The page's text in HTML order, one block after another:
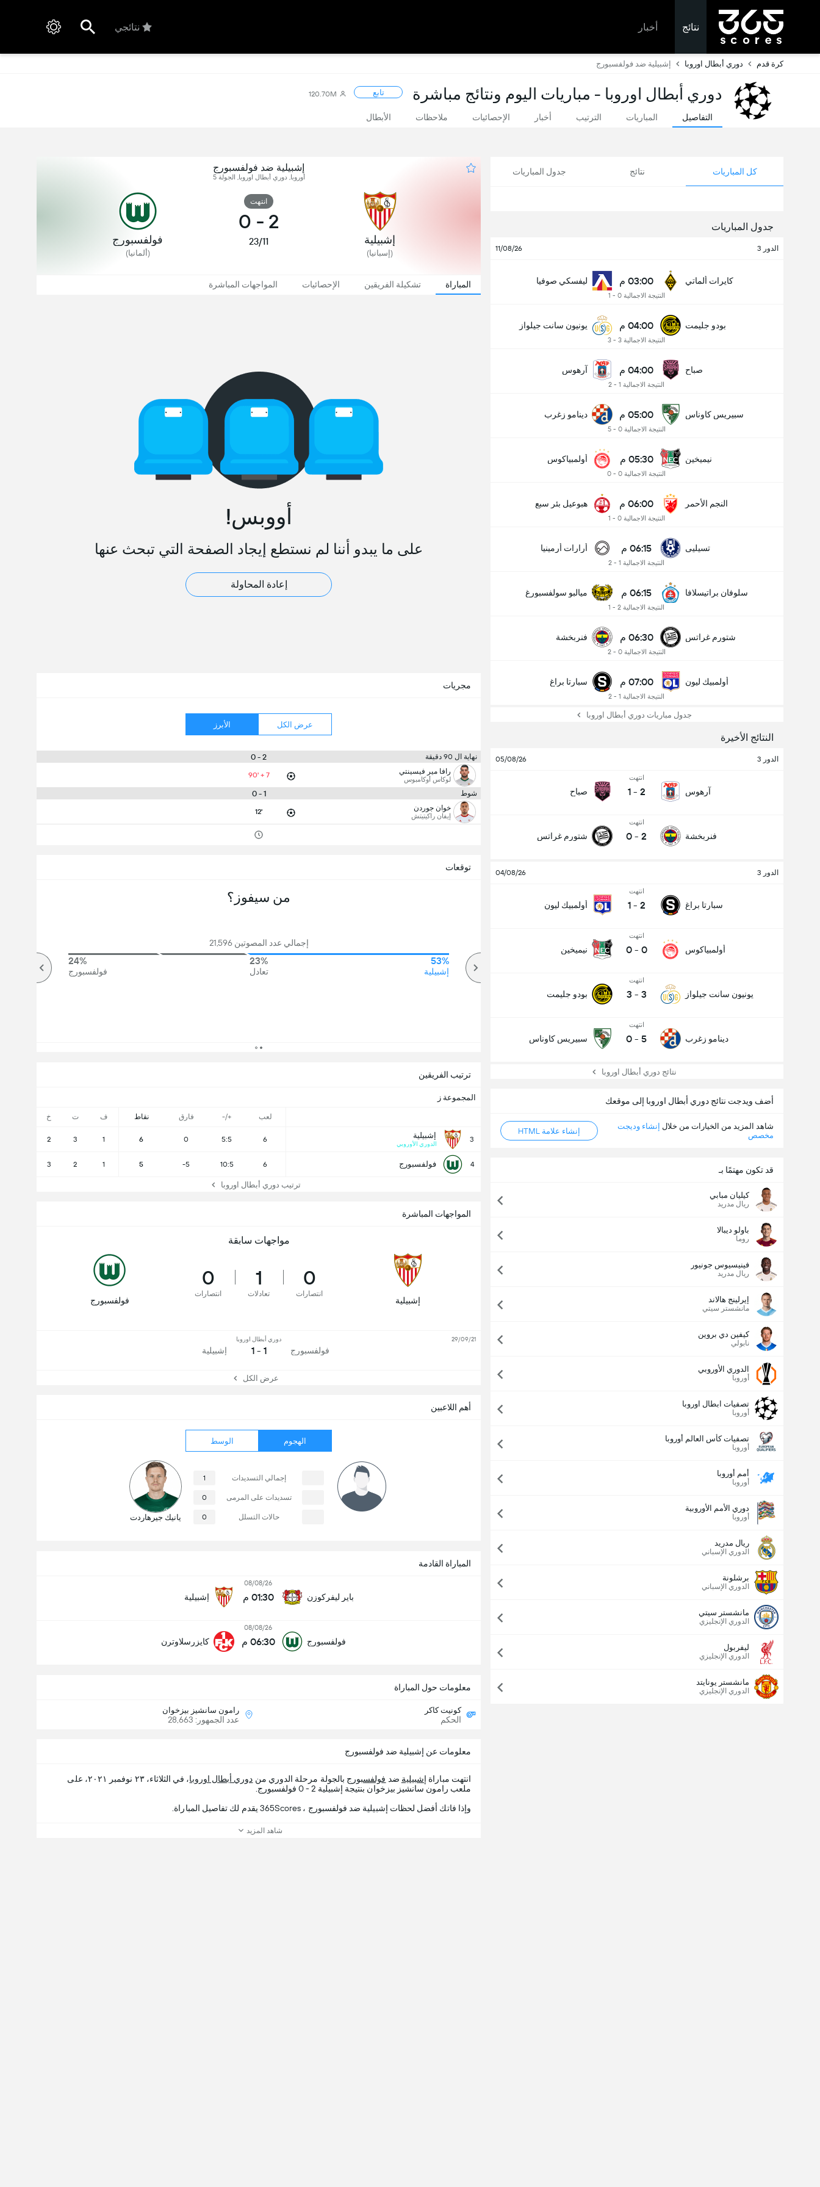
نتائج أخبار نتائجي
كرة قدم دوري أبطال اوروبا إشبيلية ضد فولفسبورج
دوري أبطال اوروبا - مباريات اليوم ونتائج مباشرة تابع 120.70M
التفاصيل المباريات الترتيب أخبار الإحصائيات ملاحظات الأبطال
كل المباريات نتائج جدول المباريات
جدول المباريات
الدور 3 11/08/26
كايرات ألماتي 03:00 م
النتيجة الاجمالية 0 - 1
ليفسكي صوفيا
بودو جليمت 04:00 م
النتيجة الاجمالية 3 - 3
يونيون سانت جيلواز
صباح 04:00 م
النتيجة الاجمالية 1 - 2
آرهوس
سبيريس كاوناس 05:00 م
النتيجة الاجمالية 0 - 5
دينامو زغرب
نيميخين 05:30 م
النتيجة الاجمالية 0 - 0
أولمبياكوس
النجم الأحمر 06:00 م
النتيجة الاجمالية 0 - 1
هبوعيل بئر سبع
تسيليى 06:15 م
النتيجة الاجمالية 1 - 2
أرارات أرمينيا
سلوفان براتيسلافا 06:15 م
النتيجة الاجمالية 2 - 1
ميالبو سولفسبورغ
شتورم غراتس 06:30 م
النتيجة الاجمالية 0 - 2
فنربخشة
أولمبيك ليون 07:00 م
النتيجة الاجمالية 1 - 2
سبارتا براغ
جدول مباريات دوري أبطال اوروبا
النتائج الأخيرة
الدور 3 05/08/26
آرهوس
انتهت
2
-
1 صباح
فنربخشة
انتهت
2
-
0 شتورم غراتس
الدور 3 04/08/26
سبارتا براغ
انتهت
2
-
1 أولمبيك ليون
أولمبياكوس
انتهت
0
-
0 نيميخين
يونيون سانت جيلواز
انتهت
3
-
3 بودو جليمت
دينامو زغرب
انتهت
5
-
0 سبيريس كاوناس
نتائج دوري أبطال اوروبا
أضف ويدجت نتائج دوري أبطال اوروبا إلى موقعك
شاهد المزيد من الخيارات من خلال إنشاء وديجت
مخصص
إنشاء علامة HTML
قد تكون مهتمًا بـ
كيليان مبابي
ريال مدريد
باولو ديبالا
روما
فينيسيوس جونيور
ريال مدريد
إيرلينج هالاند
مانشستر سيتي
كيفين دي بروين
نابولي
الدوري الأوروبي
أوروبا
تصفيات ابطال اوروبا
أوروبا
تصفيات كأس العالم أوروبا
أوروبا
أمم أوروبا
أوروبا
دوري الأمم الأوروبية
أوروبا
ريال مدريد
الدوري الإسباني
برشلونة
الدوري الإسباني
مانشستر سيتي
الدوري الإنجليزي
ليفربول
الدوري الإنجليزي
مانشستر يونايتد
الدوري الإنجليزي
إشبيلية ضد فولفسبورج
أوروبا, دوري أبطال اوروبا, الجولة 5
إشبيلية
(إسبانيا)
انتهت
2
-
0
23/11 فولفسبورج
(ألمانيا)
المباراة تشكيلة الفريقين الإحصائيات المواجهات المباشرة
مجريات
عرض الكل الأبرز
نهاية ال 90 دقيقة 2 - 0
رافا مير فيسينتي
لوكاس أوكامبوس 90' + 7
شوط 1 - 0
خوان جوردن
إيفان راكيتيتش 12'
المباراة القادمة
باير ليفركوزن
08/08/26
01:30 م إشبيلية
فولفسبورج
08/08/26
06:30 م كايزرسلاوترن
أهم اللاعبين
الهجوم الوسط
إجمالي التسديدات 1
تسديدات على المرمى 0
حالات التسلل 0 يانيك جيرهاردت
معلومات حول المباراة
كونيت كاكر
الحكم
رامون سانشيز بيزخوان
عدد الجمهور: 28,663
ترتيب الفريقين
المجموعة ز
لعب +/- فارق نقاط ف ت خ
3 إشبيلية
الدوري الأوروبي
6
5:5
0
6
1
3
2
4 فولفسبورج 6
10:5
-5
5
1
2
3
ترتيب دوري أبطال اوروبا
توقعات
من سيفوز؟
إجمالي عدد المصوتين 21,596
53%
إشبيلية
23%
تعادل
24%
فولفسبورج
عدد الاهداف (2.5)
إجمالي عدد المصوتين 1,214
المواجهات المباشرة
مواجهات سابقة
إشبيلية
0
انتصارات
1
تعادلات
0
انتصارات
فولفسبورج
فولفسبورج
دوري أبطال اوروبا
1 - 1 إشبيلية
29/09/21
عرض الكل
أووبس!
على ما يبدو أننا لم نستطع إيجاد الصفحة التي تبحث عنها
إعادة المحاولة
معلومات عن إشبيلية ضد فولفسبورج
انتهت مباراة إشبيلية ضد فولفسبورج بالجولة مرحلة الدوري من دوري أبطال اوروبا
، في الثلاثاء، ٢٣ نوفمبر ٢٠٢١، على
ملعب رامون سانشيز بيزخوان بنتيجة إشبيلية 2 - 0 فولفسبورج.
وإذا فاتك أفضل لحظات إشبيلية ضد فولفسبورج ، 365Scores يقدم لك تفاصيل المباراة.
شاهد المزيد